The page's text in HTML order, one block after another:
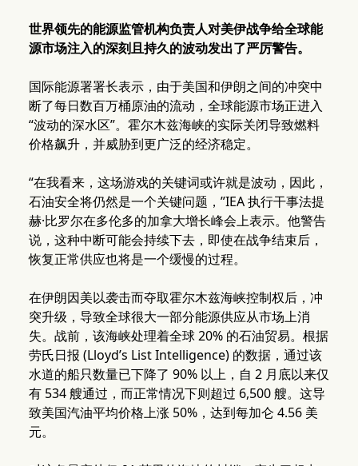
世界领先的能源监管机构负责人对美伊战争给全球能
源市场注入的深刻且持久的波动发出了严厉警告。
国际能源署署长表示，由于美国和伊朗之间的冲突中
断了每日数百万桶原油的流动，全球能源市场正进入
“波动的深水区”。霍尔木兹海峡的实际关闭导致燃料
价格飙升，并威胁到更广泛的经济稳定。
“在我看来，这场游戏的关键词或许就是波动，因此，
石油安全将仍然是一个关键问题，”IEA 执行干事法提
赫·比罗尔在多伦多的加拿大增长峰会上表示。他警告
说，这种中断可能会持续下去，即使在战争结束后，
恢复正常供应也将是一个缓慢的过程。
在伊朗因美以袭击而夺取霍尔木兹海峡控制权后，冲
突升级，导致全球很大一部分能源供应从市场上消
失。战前，该海峡处理着全球 20% 的石油贸易。根据
劳氏日报 (Lloyd’s List Intelligence) 的数据，通过该
水道的船只数量已下降了 90% 以上，自 2 月底以来仅
有 534 艘通过，而正常情况下则超过 6,500 艘。这导
致美国汽油平均价格上涨 50%，达到每加仑 4.56 美
元。